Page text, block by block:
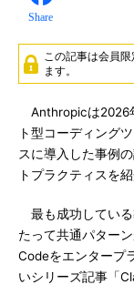
Share
この記事は会員限
ます。
Anthropicは2026
ト型コーディング
スに導入した事例
トプラクティスを
最も成功している
たって共通パター
Codeをエンタープ
いシリーズ記事「